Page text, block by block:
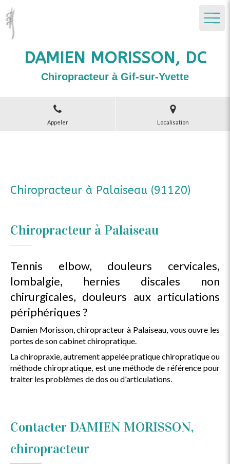
DAMIEN MORISSON, DC
Chiropracteur à Gif-sur-Yvette
Appeler Localisation
Chiropracteur à Palaiseau (91120)
Chiropracteur à Palaiseau
Tennis elbow, douleurs cervicales,
lombalgie, hernies discales non
chirurgicales, douleurs aux articulations
périphériques ?
Damien Morisson, chiropracteur à Palaiseau, vous ouvre les
portes de son cabinet chiropratique.
La chiropraxie, autrement appelée pratique chiropratique ou
méthode chiropratique, est une méthode de référence pour
traiter les problèmes de dos ou d'articulations.
Contacter DAMIEN MORISSON,
chiropracteur